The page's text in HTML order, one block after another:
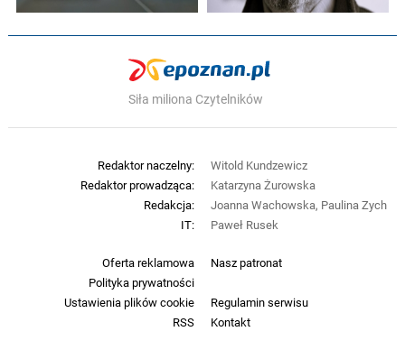
Siła miliona Czytelników
Oferta reklamowa
Nasz patronat
Polityka prywatności
Ustawienia plików cookie
Regulamin serwisu
RSS
Kontakt
Redaktor naczelny:
Witold Kundzewicz
Redaktor prowadząca:
Katarzyna Żurowska
Redakcja:
Joanna Wachowska, Paulina Zych
IT:
Paweł Rusek